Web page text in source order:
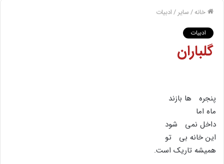
خانه/سایر /ادبیات
ادبیات
گلباران
پنجره ها بازند
ماه اما
داخل نمى شود
این خانه بى تو
همیشه تاریک است.